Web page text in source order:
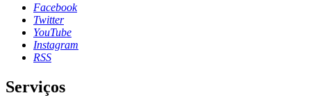
Facebook
Twitter
YouTube
Instagram
RSS
Serviços